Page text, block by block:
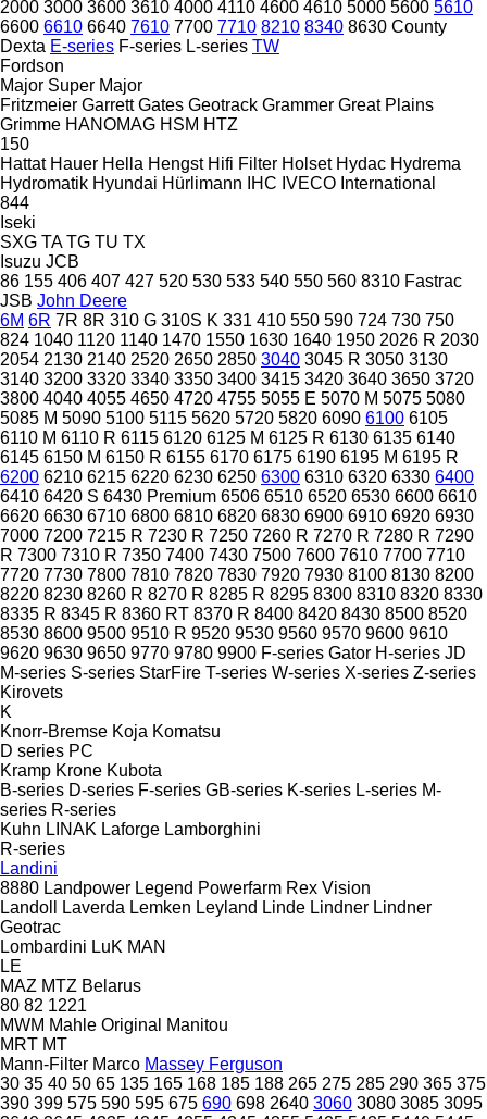
2000 3000 3600 3610 4000 4110 4600 4610 5000 5600 5610
6600 6610 6640 7610 7700 7710 8210 8340 8630 County
Dexta E-series F-series L-series TW
Fordson
Major Super Major
Fritzmeier Garrett Gates Geotrack Grammer Great Plains
Grimme HANOMAG HSM HTZ
150
Hattat Hauer Hella Hengst Hifi Filter Holset Hydac Hydrema
Hydromatik Hyundai Hürlimann IHC IVECO International
844
Iseki
SXG TA TG TU TX
Isuzu JCB
86 155 406 407 427 520 530 533 540 550 560 8310 Fastrac
JSB John Deere
6M 6R 7R 8R 310 G 310S K 331 410 550 590 724 730 750
824 1040 1120 1140 1470 1550 1630 1640 1950 2026 R 2030
2054 2130 2140 2520 2650 2850 3040 3045 R 3050 3130
3140 3200 3320 3340 3350 3400 3415 3420 3640 3650 3720
3800 4040 4055 4650 4720 4755 5055 E 5070 M 5075 5080
5085 M 5090 5100 5115 5620 5720 5820 6090 6100 6105
6110 M 6110 R 6115 6120 6125 M 6125 R 6130 6135 6140
6145 6150 M 6150 R 6155 6170 6175 6190 6195 M 6195 R
6200 6210 6215 6220 6230 6250 6300 6310 6320 6330 6400
6410 6420 S 6430 Premium 6506 6510 6520 6530 6600 6610
6620 6630 6710 6800 6810 6820 6830 6900 6910 6920 6930
7000 7200 7215 R 7230 R 7250 7260 R 7270 R 7280 R 7290
R 7300 7310 R 7350 7400 7430 7500 7600 7610 7700 7710
7720 7730 7800 7810 7820 7830 7920 7930 8100 8130 8200
8220 8230 8260 R 8270 R 8285 R 8295 8300 8310 8320 8330
8335 R 8345 R 8360 RT 8370 R 8400 8420 8430 8500 8520
8530 8600 9500 9510 R 9520 9530 9560 9570 9600 9610
9620 9630 9650 9770 9780 9900 F-series Gator H-series JD
M-series S-series StarFire T-series W-series X-series Z-series
Kirovets
K
Knorr-Bremse Koja Komatsu
D series PC
Kramp Krone Kubota
B-series D-series F-series GB-series K-series L-series M-
series R-series
Kuhn LINAK Laforge Lamborghini
R-series
Landini
8880 Landpower Legend Powerfarm Rex Vision
Landoll
Laverda Lemken Leyland Linde Lindner Lindner
Geotrac
Lombardini LuK MAN
LE
MAZ MTZ Belarus
80 82 1221
MWM Mahle Original
Manitou
MRT MT
Mann-Filter Marco Massey Ferguson
30 35 40 50 65 135 165 168 185 188 265 275 285 290 365 375
390 399 575 590 595 675 690 698 2640 3060 3080 3085 3095